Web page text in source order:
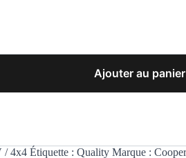
Ajouter au panier
/ 4x4 Étiquette : Quality Marque : Cooper